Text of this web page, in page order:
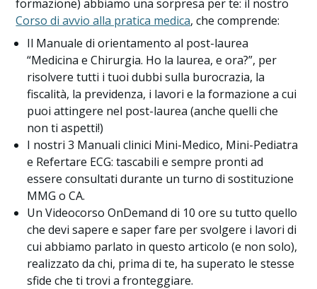
formazione) abbiamo una sorpresa per te: il nostro
Corso di avvio alla pratica medica, che comprende:
Il Manuale di orientamento al post-laurea
“Medicina e Chirurgia. Ho la laurea, e ora?”, per
risolvere tutti i tuoi dubbi sulla burocrazia, la
fiscalità, la previdenza, i lavori e la formazione a cui
puoi attingere nel post-laurea (anche quelli che
non ti aspetti!)
I nostri 3 Manuali clinici Mini-Medico, Mini-Pediatra
e Refertare ECG: tascabili e sempre pronti ad
essere consultati durante un turno di sostituzione
MMG o CA.
Un Videocorso OnDemand di 10 ore su tutto quello
che devi sapere e saper fare per svolgere i lavori di
cui abbiamo parlato in questo articolo (e non solo),
realizzato da chi, prima di te, ha superato le stesse
sfide che ti trovi a fronteggiare.